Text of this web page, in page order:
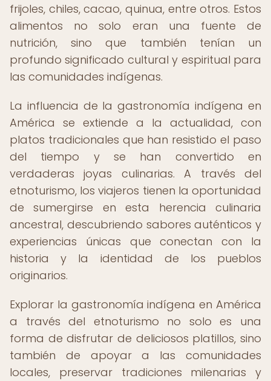
frijoles, chiles, cacao, quinua, entre otros. Estos
alimentos no solo eran una fuente de
nutrición, sino que también tenían un
profundo significado cultural y espiritual para
las comunidades indígenas.
La influencia de la gastronomía indígena en
América se extiende a la actualidad, con
platos tradicionales que han resistido el paso
del tiempo y se han convertido en
verdaderas joyas culinarias. A través del
etnoturismo, los viajeros tienen la oportunidad
de sumergirse en esta herencia culinaria
ancestral, descubriendo sabores auténticos y
experiencias únicas que conectan con la
historia y la identidad de los pueblos
originarios.
Explorar la gastronomía indígena en América
a través del etnoturismo no solo es una
forma de disfrutar de deliciosos platillos, sino
también de apoyar a las comunidades
locales, preservar tradiciones milenarias y